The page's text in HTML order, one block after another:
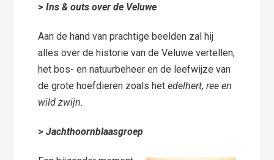
>Ins & outs over de Veluwe
Aan de hand van prachtige beelden zal hij
alles over de historie van de Veluwe vertellen,
het bos- en natuurbeheer en de leefwijze van
de grote hoefdieren zoals hetedelhert, ree en
wild zwijn.
>Jachthoornblaasgroep